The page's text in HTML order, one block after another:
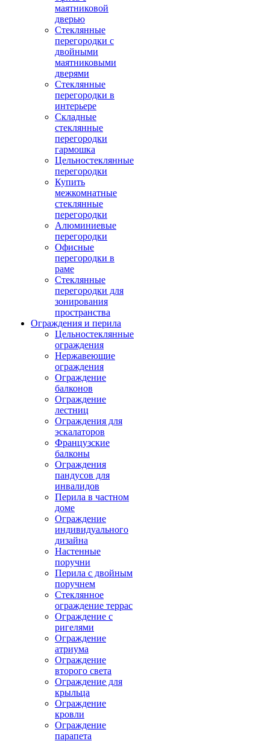
маятниковой
дверью
Стеклянные
перегородки с
двойными
маятниковыми
дверями
Стеклянные
перегородки в
интерьере
Складные
стеклянные
перегородки
гармошка
Цельностеклянные
перегородки
Купить
межкомнатные
стеклянные
перегородки
Алюминиевые
перегородки
Офисные
перегородки в
раме
Стеклянные
перегородки для
зонирования
пространства
Ограждения и перила
Цельностеклянные
ограждения
Нержавеющие
ограждения
Ограждение
балконов
Ограждение
лестниц
Ограждения для
эскалаторов
Французские
балконы
Ограждения
пандусов для
инвалидов
Перила в частном
доме
Ограждение
индивидуального
дизайна
Настенные
поручни
Перила с двойным
поручнем
Стеклянное
ограждение террас
Ограждение с
ригелями
Ограждение
атриума
Ограждение
второго света
Ограждение для
крыльца
Ограждение
кровли
Ограждение
парапета